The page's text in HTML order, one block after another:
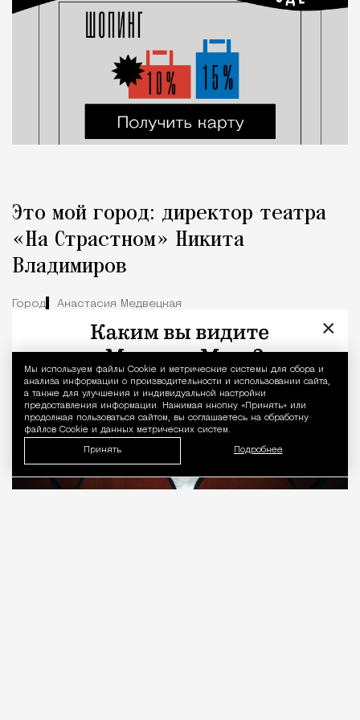
Уведомление
Мы используем файлы Сookie и метрические системы для сбора и
анализа информации о производительности и использовании сайта,
а также для улучшения и индивидуальной настройки
предоставления информации. Нажимая кнопку «Принять» или
продолжая пользоваться сайтом, вы соглашаетесь на обработку
файлов Cookie и данных метрических систем.
Принять Подробнее
Это мой город: директор театра
«На Страстном» Никита
Владимиров
Город Анастасия Медвецкая
×